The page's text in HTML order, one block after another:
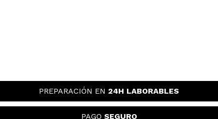
PREPARACIÓN EN 24H LABORABLES
PAGO SEGURO